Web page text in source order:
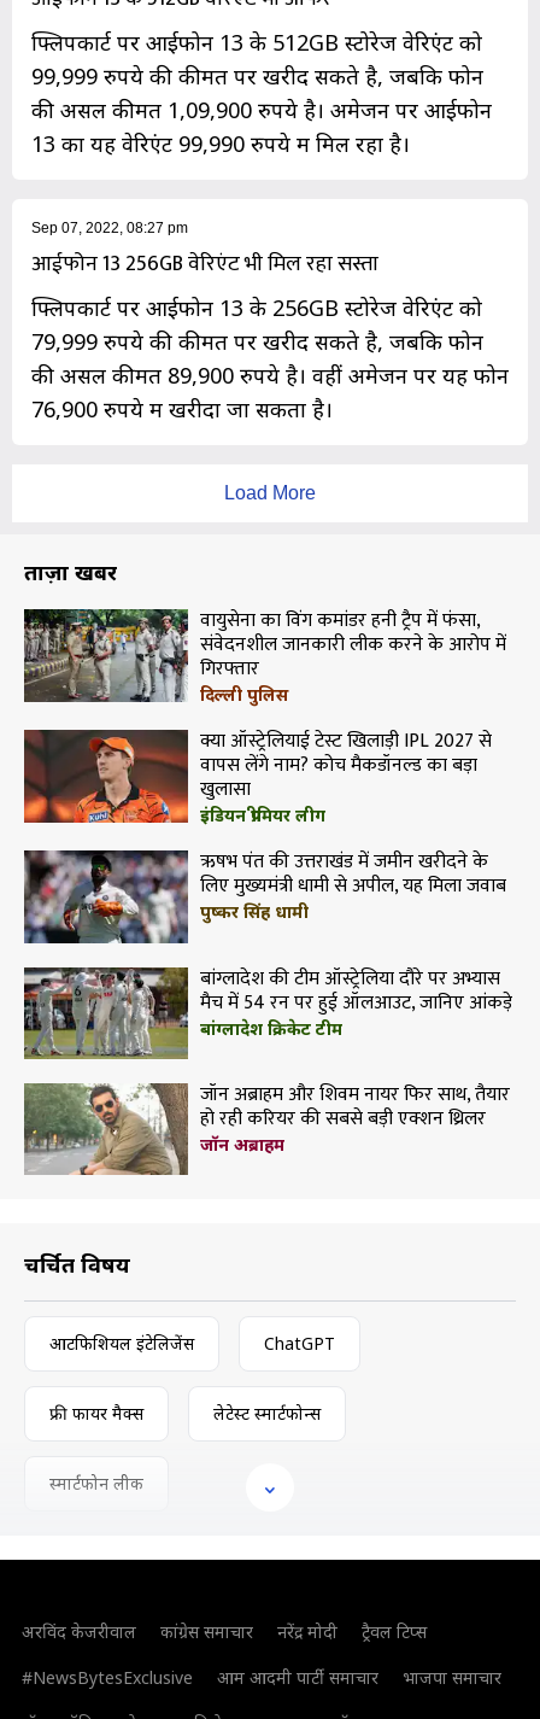
फ्लिपकार्ट पर आईफोन 13 के 512GB स्टोरेज वेरिएंट को
99,999 रुपये की कीमत पर खरीद सकते है, जबकि फोन
की असल कीमत 1,09,900 रुपये है। अमेजन पर आईफोन
13 का यह वेरिएंट 99,990 रुपये में मिल रहा है।
Sep 07, 2022, 08:27 pm
आईफोन 13 256GB वेरिएंट भी मिल रहा सस्ता
फ्लिपकार्ट पर आईफोन 13 के 256GB स्टोरेज वेरिएंट को
79,999 रुपये की कीमत पर खरीद सकते है, जबकि फोन
की असल कीमत 89,900 रुपये है। वहीं अमेजन पर यह फोन
76,900 रुपये में खरीदा जा सकता है।
Load More
ताज़ा खबरें
वायुसेना का विंग कमांडर हनी ट्रैप में फंसा,
संवेदनशील जानकारी लीक करने के आरोप में
गिरफ्तार
दिल्ली पुलिस
क्या ऑस्ट्रेलियाई टेस्ट खिलाड़ी IPL 2027 से
वापस लेंगे नाम? कोच मैकडॉनल्ड का बड़ा
खुलासा
इंडियन प्रीमियर लीग
ऋषभ पंत की उत्तराखंड में जमीन खरीदने के
लिए मुख्यमंत्री धामी से अपील, यह मिला जवाब
पुष्कर सिंह धामी
बांग्लादेश की टीम ऑस्ट्रेलिया दौरे पर अभ्यास
मैच में 54 रन पर हुई ऑलआउट, जानिए आंकड़े
बांग्लादेश क्रिकेट टीम
जॉन अब्राहम और शिवम नायर फिर साथ, तैयार
हो रही करियर की सबसे बड़ी एक्शन थ्रिलर
जॉन अब्राहम
चर्चित विषय
आर्टिफिशियल इंटेलिजेंस ChatGPT
फ्री फायर मैक्स लेटेस्ट स्मार्टफोन्स
स्मार्टफोन लीक
अरविंद केजरीवाल कांग्रेस समाचार नरेंद्र मोदी
ट्रैवल टिप्स
#NewsBytesExclusive
आम आदमी पार्टी समाचार
भाजपा समाचार